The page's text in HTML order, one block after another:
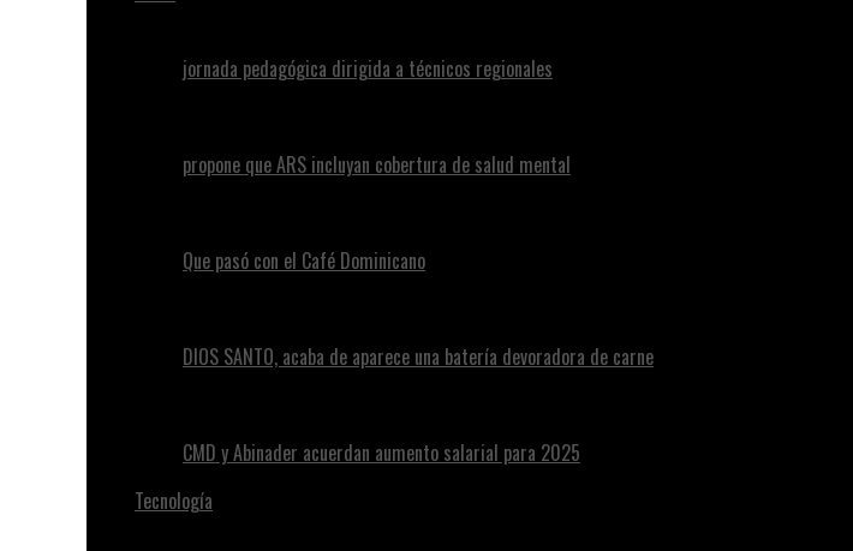
jornada pedagógica dirigida a técnicos regionales
propone que ARS incluyan cobertura de salud mental
Que pasó con el Café Dominicano
DIOS SANTO, acaba de aparece una batería devoradora de carne
CMD y Abinader acuerdan aumento salarial para 2025
Tecnología